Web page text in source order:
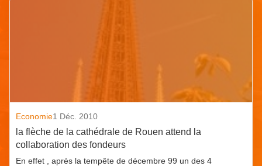
Economie1 Déc. 2010
la flèche de la cathédrale de Rouen attend la
collaboration des fondeurs
En effet , après la tempête de décembre 99 un des 4